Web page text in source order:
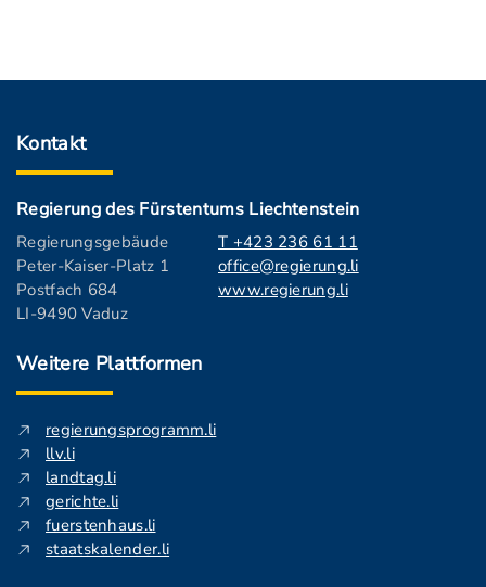
Kontakt
Regierung des Fürstentums Liechtenstein
Regierungsgebäude
Peter-Kaiser-Platz 1
Postfach 684
LI-9490 Vaduz
T +423 236 61 11
office@regierung.li
www.regierung.li
Weitere Plattformen
regierungsprogramm.li
llv.li
landtag.li
gerichte.li
fuerstenhaus.li
staatskalender.li